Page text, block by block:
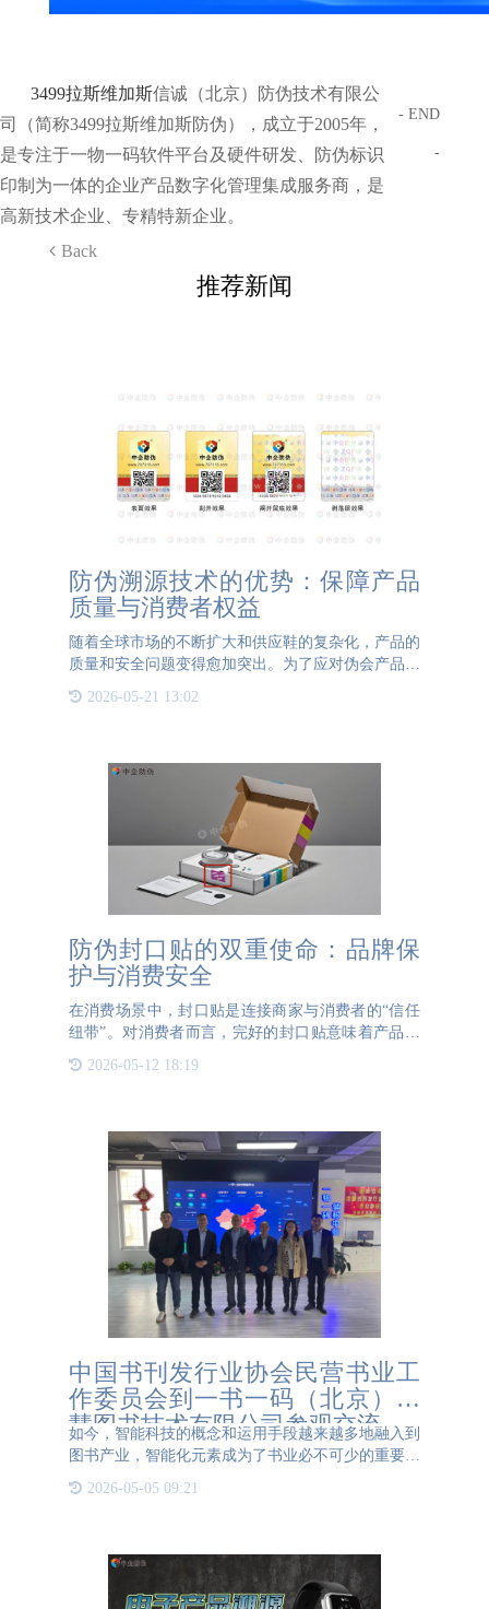
3499拉斯维加斯信诚（北京）防伪技术有限公
司（简称3499拉斯维加斯防伪），成立于2005年，
是专注于一物一码软件平台及硬件研发、防伪标识
印制为一体的企业产品数字化管理集成服务商，是
高新技术企业、专精特新企业。
Back
- END
-
推荐新闻
防伪溯源技术的优势：保障产品
质量与消费者权益
随着全球市场的不断扩大和供应鞋的复杂化，产品的
质量和安全问题变得愈加突出。为了应对伪会产品、
新新要头角，本文将探讨防伪溯源技术的优势以及它
2026-05-21 13:02
防伪封口贴的双重使命：品牌保
护与消费安全
在消费场景中，封口贴是连接商家与消费者的“信任
纽带”。对消费者而言，完好的封口贴意味着产品未
被开封，可放心使用；对商家来说，它既是品牌形象
的“防护盾”，也是处理退货时的“证据锚点”。若封口
2026-05-12 18:19
中国书刊发行业协会民营书业工
作委员会到一书一码（北京）智
慧图书技术有限公司参观交流
如今，智能科技的概念和运用手段越来越多地融入到
图书产业，智能化元素成为了书业必不可少的重要支
要支撑。3月30日，中国书刊发行业协会副秘书长鲍
2026-05-05 09:21